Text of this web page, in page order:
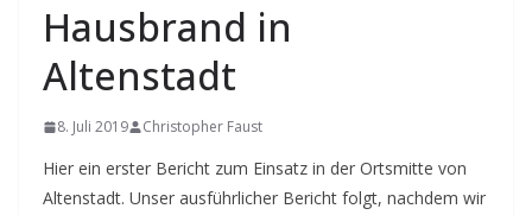
Hausbrand in
Altenstadt
8. Juli 2019 Christopher Faust
Hier ein erster Bericht zum Einsatz in der Ortsmitte von
Altenstadt. Unser ausführlicher Bericht folgt, nachdem wir